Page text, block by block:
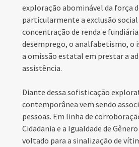
exploração abominável da força
particularmente a exclusão
concentração de renda e
desemprego, o analfabetismo, o
a omissão estatal em prestar a
assistência.
Diante dessa sofisticação
contemporânea vem sendo
pessoas. Em linha de
Cidadania e a Igualdade de
voltado para a sinalização de